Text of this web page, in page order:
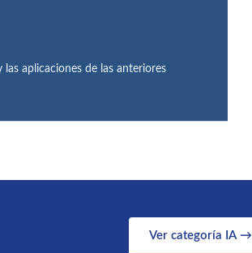
aplicaciones de las anteriores
Ver categoría IA →